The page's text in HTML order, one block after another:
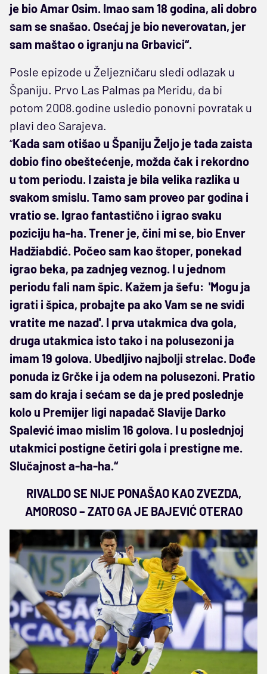
je bio Amar Osim. Imao sam 18 godina, ali dobro
sam se snašao. Osećaj je bio neverovatan, jer
sam maštao o igranju na Grbavici“.
Posle epizode u Željezničaru sledi odlazak u
Španiju. Prvo Las Palmas pa Meridu, da bi
potom 2008.godine usledio ponovni povratak u
plavi deo Sarajeva.
“Kada sam otišao u Španiju Željo je tada zaista
dobio fino obeštećenje, možda čak i rekordno
u tom periodu. I zaista je bila velika razlika u
svakom smislu. Tamo sam proveo par godina i
vratio se. Igrao fantastično i igrao svaku
poziciju ha-ha. Trener je, čini mi se, bio Enver
Hadžiabdić. Počeo sam kao štoper, ponekad
igrao beka, pa zadnjeg veznog. I u jednom
periodu fali nam špic. Kažem ja šefu: 'Mogu ja
igrati i špica, probajte pa ako Vam se ne svidi
vratite me nazad'. I prva utakmica dva gola,
druga utakmica isto tako i na polusezoni ja
imam 19 golova. Ubedljivo najbolji strelac. Dođe
ponuda iz Grčke i ja odem na polusezoni. Pratio
sam do kraja i sećam se da je pred poslednje
kolo u Premijer ligi napadač Slavije Darko
Spalević imao mislim 16 golova. I u poslednjoj
utakmici postigne četiri gola i prestigne me.
Slučajnost a-ha-ha.“
RIVALDO SE NIJE PONAŠAO KAO ZVEZDA,
AMOROSO – ZATO GA JE BAJEVIĆ OTERAO